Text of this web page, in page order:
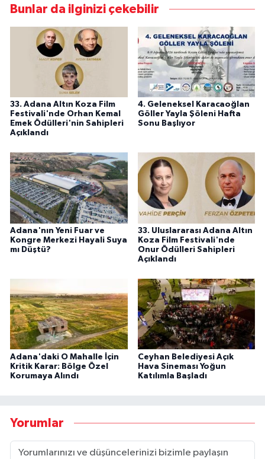
Bunlar da ilginizi çekebilir
33. Adana Altın Koza Film
Festivali'nde Orhan Kemal
Emek Ödülleri'nin Sahipleri
Açıklandı
4. Geleneksel Karacaoğlan
Göller Yayla Şöleni Hafta
Sonu Başlıyor
Adana'nın Yeni Fuar ve
Kongre Merkezi Hayali Suya
mı Düştü?
33. Uluslararası Adana Altın
Koza Film Festivali'nde
Onur Ödülleri Sahipleri
Açıklandı
Adana'daki O Mahalle İçin
Kritik Karar: Bölge Özel
Korumaya Alındı
Ceyhan Belediyesi Açık
Hava Sineması Yoğun
Katılımla Başladı
Yorumlar